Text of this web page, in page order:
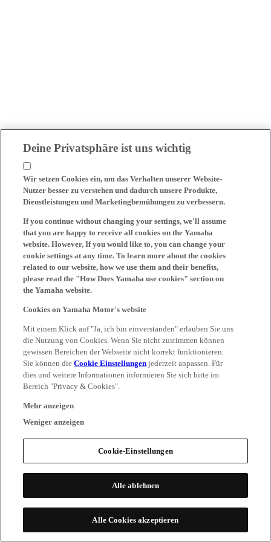
Deine Privatsphäre ist uns wichtig
Wir setzen Cookies ein, um das Verhalten unserer Website-
Nutzer besser zu verstehen und dadurch unsere Produkte,
Dienstleistungen und Marketingbemühungen zu verbessern.
If you continue without changing your settings, we'll assume
that you are happy to receive all cookies on the Yamaha
website. However, If you would like to, you can change your
cookie settings at any time. To learn more about the cookies
related to our website, how we use them and their benefits,
please read the "How Does Yamaha use cookies" section on
the Yamaha website.
Cookies on Yamaha Motor's website
Mit einem Klick auf "Ja, ich bin einverstanden" erlauben Sie uns
die Nutzung von Cookies. Wenn Sie nicht zustimmen können
gewissen Bereichen der Webseite nicht korrekt funktionieren.
Sie können dieCookie Einstellungen jederzeit anpassen. Für
dies und weitere Informationen informieren Sie sich bitte im
Bereich "Privacy & Cookies".
Mehr anzeigen
Weniger anzeigen
Cookie-Einstellungen
Alle ablehnen
Alle Cookies akzeptieren